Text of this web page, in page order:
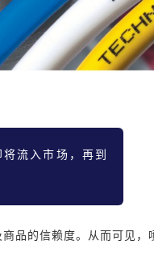
流入市场，再到
品的信赖度。从而可见，